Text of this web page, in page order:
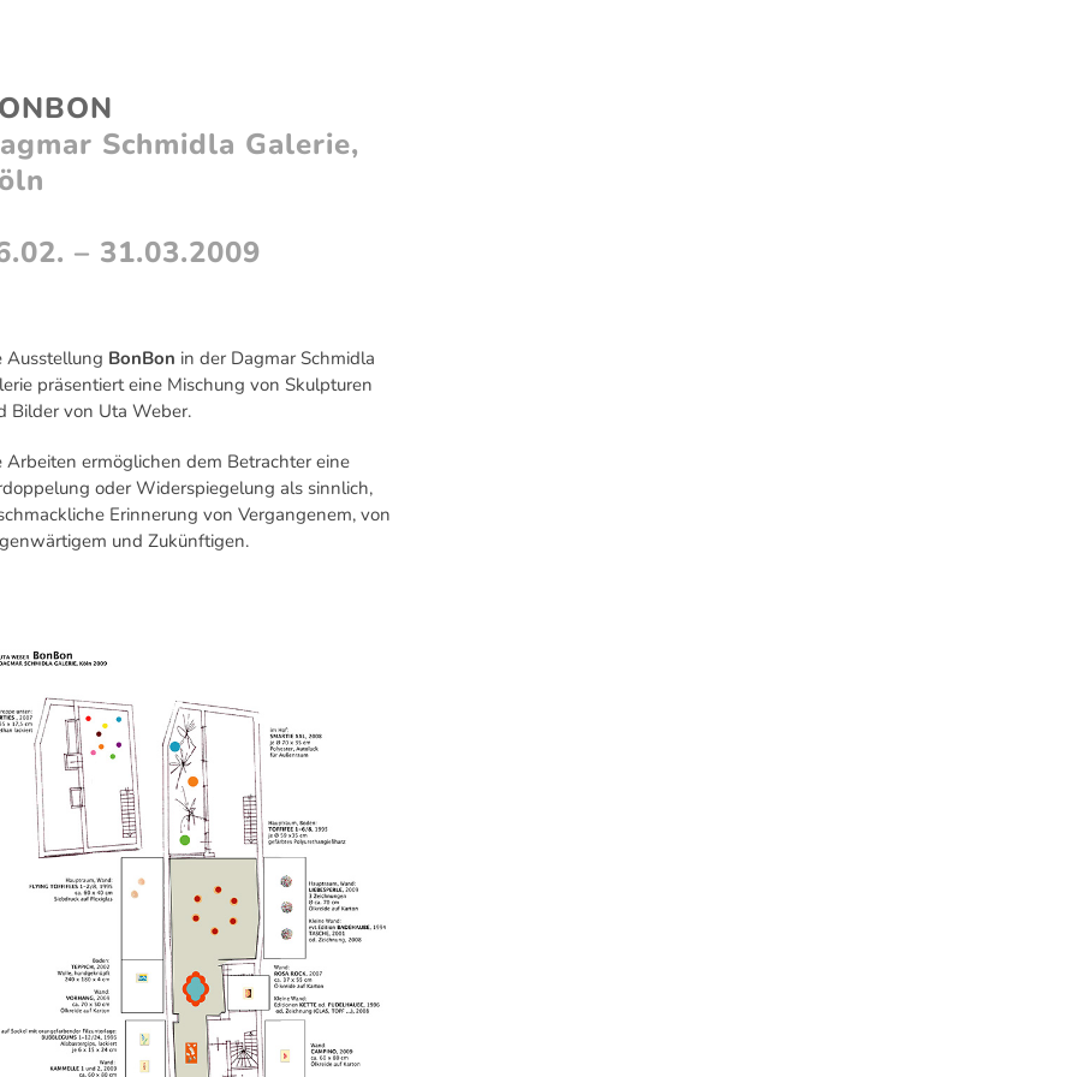
Schmidla Galerie,
– 31.03.2009
Ausstellung BonBon in der Dagmar Schmidla
präsentiert eine Mischung von Skulpturen
Bilder von Uta Weber.
Arbeiten ermöglichen dem Betrachter eine
oder Widerspiegelung als sinnlich,
Erinnerung von Vergangenem, von
und Zukünftigen.